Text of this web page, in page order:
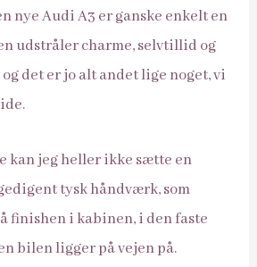
nye Audi A3 er ganske enkelt en
udstråler charme, selvtillid og
det er jo alt andet lige noget, vi
kan jeg heller ikke sætte en
tysk håndværk, som
finishen i kabinen, i den faste
bilen ligger på vejen på.